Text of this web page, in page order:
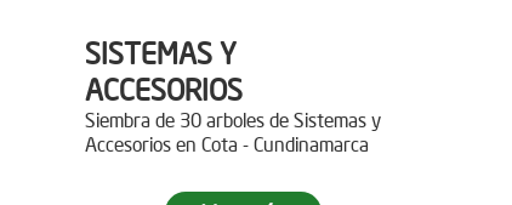
SISTEMAS Y
ACCESORIOS
Siembra de 30 arboles de Sistemas y
Accesorios en Cota - Cundinamarca